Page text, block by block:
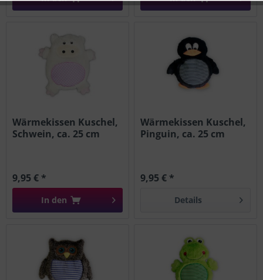
Wärmekissen Kuschel,
Schwein, ca. 25 cm
9,95 € *
In den
Wärmekissen Kuschel,
Pinguin, ca. 25 cm
9,95 € *
Details
Tracking Aktiv